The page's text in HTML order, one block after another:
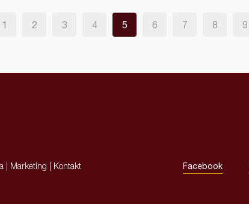
1 2 3 4 5 6 7 8 9
Marketing Kontakt Facebook